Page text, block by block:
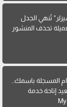
تُنهي الجدل
تحذف المنشور
المسجلة باسمك..
إتاحة خدمة